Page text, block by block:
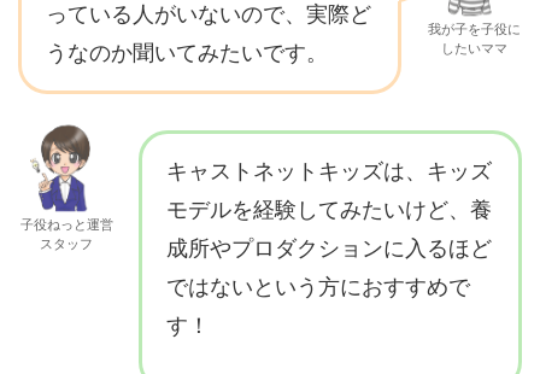
っている人がいないので、実際ど
うなのか聞いてみたいです。
我が子を子役に
したいママ
子役ねっと運営
スタッフ
キャストネットキッズは、キッズ
モデルを経験してみたいけど、養
成所やプロダクションに入るほど
ではないという方におすすめで
す！